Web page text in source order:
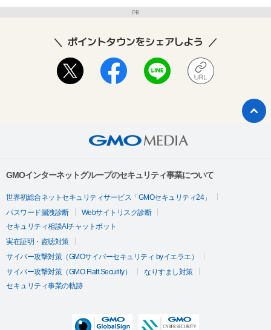
PR
ポイントタウンをシェアしよう
GMOインターネットグループのセキュリティ事業について
世界初総合ネットセキュリティサービス「GMOセキュリティ24」
パスワード漏洩診断
Webサイトリスク診断
セキュリティ相談AIチャットボット
実在証明・盗聴対策
サイバー攻撃対策（GMOサイバーセキュリティ byイエラエ）
サイバー攻撃対策（GMO Flatt Security）
なりすまし対策
セキュリティ事業の軌跡